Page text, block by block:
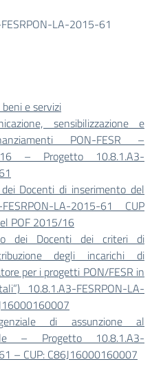
LA-2015-61
e servizi
sensibilizzazione e
PON-FESR –
– Progetto 10.8.1.A3-
Docenti di inserimento del
LA-2015-61 CUP
POF 2015/16
dei Docenti dei criteri di
degli incarichi di
per i progetti PON/FESR in
10.8.1.A3-FESRPON-LA-
di assunzione al
– Progetto 10.8.1.A3-
– CUP: C86J16000160007